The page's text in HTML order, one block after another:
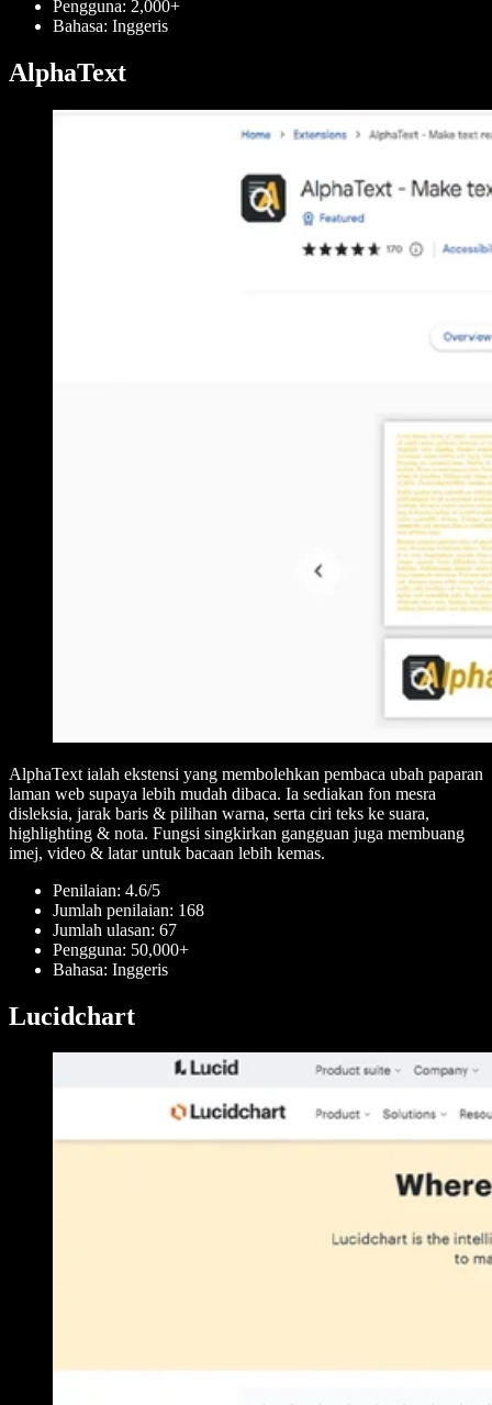
Pengguna: 2,000+
Bahasa: Inggeris
AlphaText
AlphaText ialah ekstensi yang membolehkan pembaca ubah paparan
laman web supaya lebih mudah dibaca. Ia sediakan fon mesra
disleksia, jarak baris & pilihan warna, serta ciri teks ke suara,
highlighting & nota. Fungsi singkirkan gangguan juga membuang
imej, video & latar untuk bacaan lebih kemas.
Penilaian: 4.6/5
Jumlah penilaian: 168
Jumlah ulasan: 67
Pengguna: 50,000+
Bahasa: Inggeris
Lucidchart